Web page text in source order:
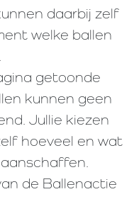
daarbij zelf
welke ballen
getoonde
kunnen geen
Jullie kiezen
hoeveel en wat
de Ballenactie